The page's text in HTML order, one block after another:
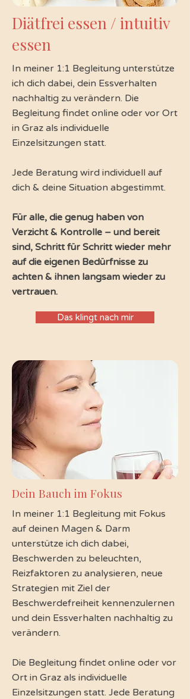
Diätfrei essen / intuitiv
essen
In meiner 1:1 Begleitung unterstütze
ich dich dabei, dein Essverhalten
nachhaltig zu verändern. Die
Begleitung findet online oder vor Ort
in Graz als individuelle
Einzelsitzungen statt.
Jede Beratung wird individuell auf
dich & deine Situation abgestimmt.
Für alle, die genug haben von
Verzicht & Kontrolle – und bereit
sind, Schritt für Schritt wieder mehr
auf die eigenen Bedürfnisse zu
achten & ihnen langsam wieder zu
vertrauen.
Das klingt nach mir
Dein Bauch im Fokus
In meiner 1:1 Begleitung mit Fokus
auf deinen Magen & Darm
unterstütze ich dich dabei,
Beschwerden zu beleuchten,
Reizfaktoren zu analysieren, neue
Strategien mit Ziel der
Beschwerdefreiheit kennenzulernen
und dein Essverhalten nachhaltig zu
verändern.
Die Begleitung findet online oder vor
Ort in Graz als individuelle
Einzelsitzungen statt. Jede Beratung